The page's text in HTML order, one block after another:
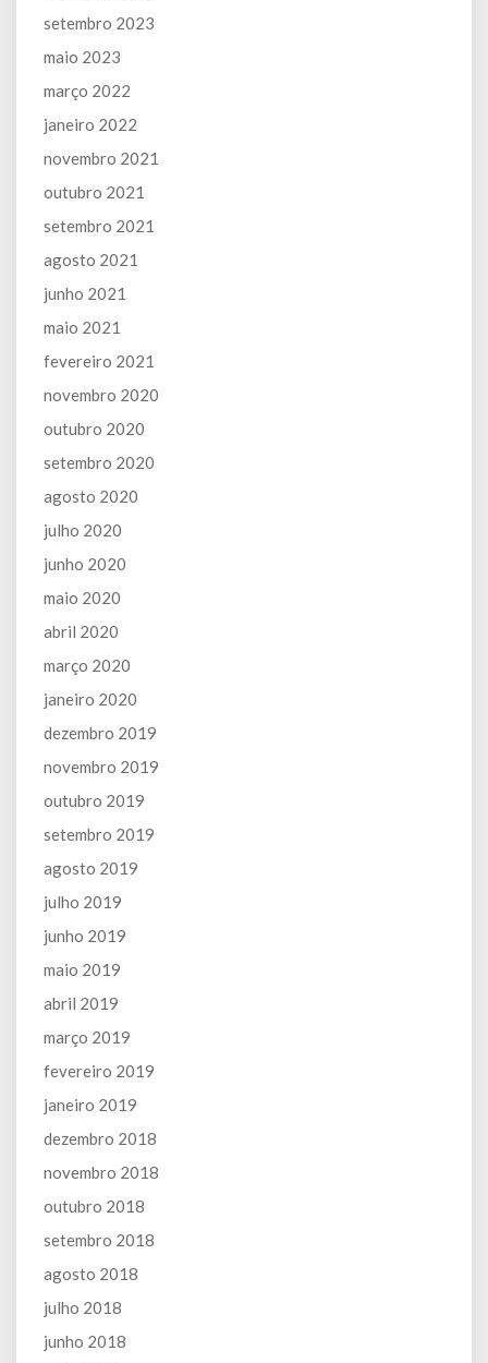
setembro 2023
maio 2023
março 2022
janeiro 2022
novembro 2021
outubro 2021
setembro 2021
agosto 2021
junho 2021
maio 2021
fevereiro 2021
novembro 2020
outubro 2020
setembro 2020
agosto 2020
julho 2020
junho 2020
maio 2020
abril 2020
março 2020
janeiro 2020
dezembro 2019
novembro 2019
outubro 2019
setembro 2019
agosto 2019
julho 2019
junho 2019
maio 2019
abril 2019
março 2019
fevereiro 2019
janeiro 2019
dezembro 2018
novembro 2018
outubro 2018
setembro 2018
agosto 2018
julho 2018
junho 2018